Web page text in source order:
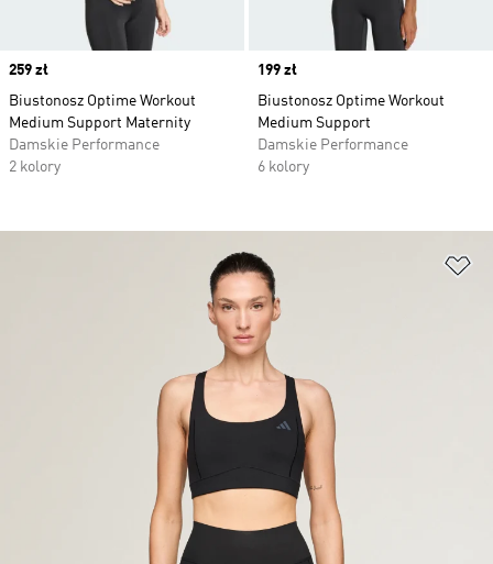
Price
259 zł
Biustonosz Optime Workout
Medium Support Maternity
Damskie Performance
2 kolory
Price
199 zł
Biustonosz Optime Workout
Medium Support
Damskie Performance
6 kolory